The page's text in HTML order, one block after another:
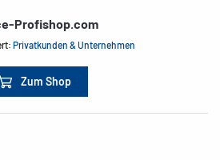
Profishop.com
Privatkunden & Unternehmen
Zum Shop